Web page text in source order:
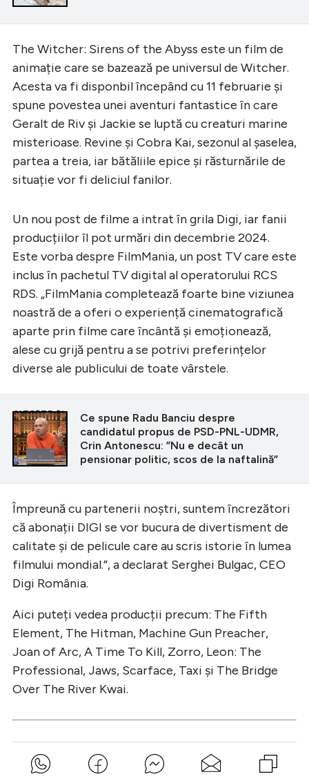
The Witcher: Sirens of the Abyss este un film de
animație care se bazează pe universul de Witcher.
Acesta va fi disponbil începând cu 11 februarie și
spune povestea unei aventuri fantastice în care
Geralt de Riv și Jackie se luptă cu creaturi marine
misterioase. Revine și Cobra Kai, sezonul al șaselea,
partea a treia, iar bătăliile epice și răsturnările de
situație vor fi deliciul fanilor.
Un nou post de filme a intrat în grila Digi, iar fanii
producțiilor îl pot urmări din decembrie 2024.
Este vorba despre FilmMania, un post TV care este
inclus în pachetul TV digital al operatorului RCS
RDS. „FilmMania completează foarte bine viziunea
noastră de a oferi o experiență cinematografică
aparte prin filme care încântă și emoționează,
alese cu grijă pentru a se potrivi preferințelor
diverse ale publicului de toate vârstele.
CITEȘTE ȘI
Ce spune Radu Banciu despre
candidatul propus de PSD-PNL-UDMR,
Crin Antonescu: ”Nu e decât un
pensionar politic, scos de la naftalină”
Împreună cu partenerii noștri, suntem încrezători
că abonații DIGI se vor bucura de divertisment de
calitate și de pelicule care au scris istorie în lumea
filmului mondial.”, a declarat Serghei Bulgac, CEO
Digi România.
Aici puteți vedea producții precum: The Fifth
Element, The Hitman, Machine Gun Preacher,
Joan of Arc, A Time To Kill, Zorro, Leon: The
Professional, Jaws, Scarface, Taxi și The Bridge
Over The River Kwai.